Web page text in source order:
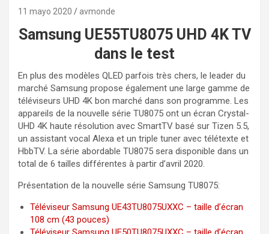
11 mayo 2020 avmonde
Samsung UE55TU8075 UHD 4K TV
dans le test
En plus des modèles QLED parfois très chers, le leader du
marché Samsung propose également une large gamme de
téléviseurs UHD 4K bon marché dans son programme. Les
appareils de la nouvelle série TU8075 ont un écran Crystal-
UHD 4K haute résolution avec SmartTV basé sur Tizen 5.5,
un assistant vocal Alexa et un triple tuner avec télétexte et
HbbTV. La série abordable TU8075 sera disponible dans un
total de 6 tailles différentes à partir d’avril 2020.
Présentation de la nouvelle série Samsung TU8075:
Téléviseur Samsung UE43TU8075UXXC – taille d’écran
108 cm (43 pouces)